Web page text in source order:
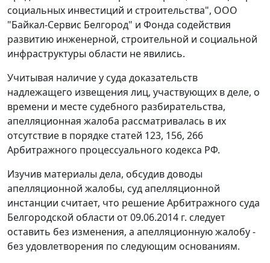
социальных инвестиций и строительства", ООО
"Байкал-Сервис Белгород" и Фонда содействия
развитию инженерной, строительной и социальной
инфраструктуры области не явились.
Учитывая наличие у суда доказательств
надлежащего извещения лиц, участвующих в деле, о
времени и месте судебного разбирательства,
апелляционная жалоба рассматривалась в их
отсутствие в порядке статей 123, 156, 266
Арбитражного процессуального кодекса РФ.
Изучив материалы дела, обсудив доводы
апелляционной жалобы, суд апелляционной
инстанции считает, что решениеАрбитражного суда
Белгородской области от 09.06.2014 г. следует
оставить без изменения, а апелляционную жалобу -
без удовлетворения по следующим основаниям.